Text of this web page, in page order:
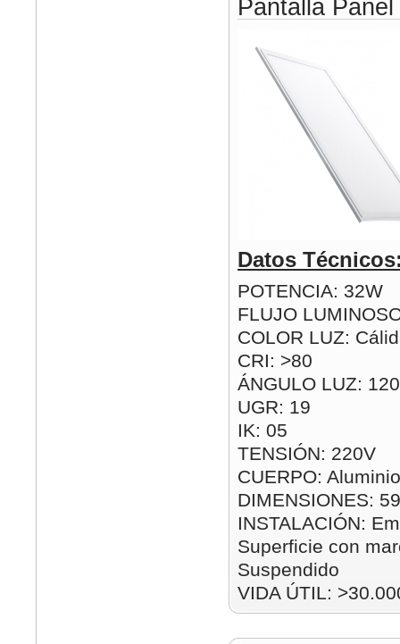
Pantalla
Datos
POTENCIA: 32W
FLUJO
COLOR LUZ:
CRI: >80
ÁNGULO LUZ:
UGR: 19
IK: 05
TENSIÓN: 220V
CUERPO:
DIMENSIONES:
INSTALACIÓN:
Superficie con
Suspendido
VIDA ÚTIL: